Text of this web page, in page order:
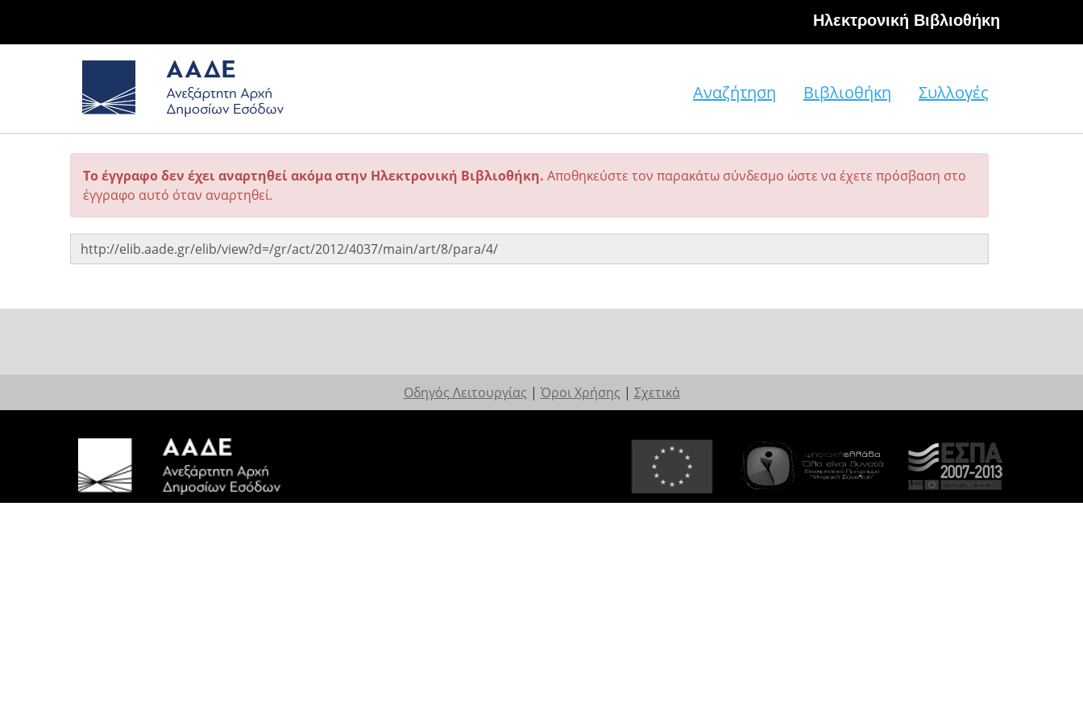
Hλεκτρονική Βιβλιοθήκη
Αναζήτηση Βιβλιοθήκη Συλλογές
Το έγγραφο δεν έχει αναρτηθεί ακόμα στην Ηλεκτρονική Βιβλιοθήκη. Αποθηκεύστε τον παρακάτω σύνδεσμο ώστε να έχετε πρόσβαση στο
έγγραφο αυτό όταν αναρτηθεί.
Οδηγός Λειτουργίας | Όροι Χρήσης | Σχετικά